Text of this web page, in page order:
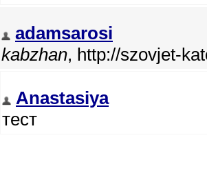
adamsarosi
kabzhan, http://szovjet-
Anastasiya
тест